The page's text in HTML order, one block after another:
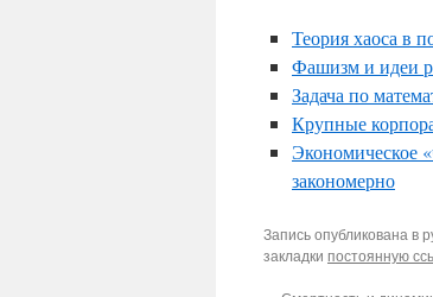
Теория хаоса в
Фашизм и идеи
Задача по
Крупные
Экономическое
закономерно
Запись опубликована в
закладки постоянную